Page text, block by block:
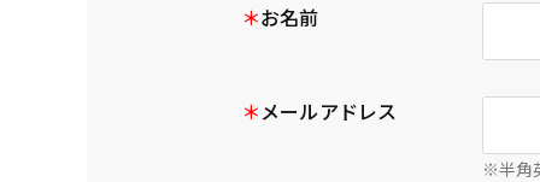
＊お名前
＊メールアドレス
※半角